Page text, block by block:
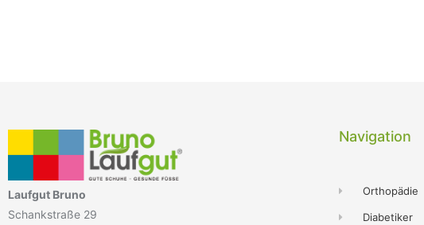
Laufgut Bruno
Schankstraße 29
Navigation
Orthopädie
Diabetiker